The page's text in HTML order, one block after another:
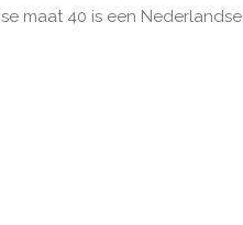
maat 40 is een Nederlandse